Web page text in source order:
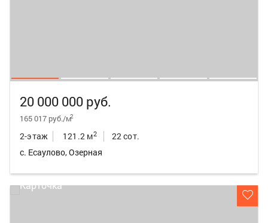
20 000 000 руб.
165 017 руб./м2
2-этаж 121.2 м2
22 сот.
с. Есаулово, Озерная